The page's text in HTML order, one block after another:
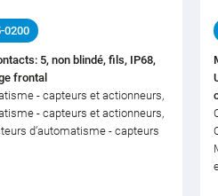
0200
5, non blindé, fils, IP68,
frontal
- capteurs et actionneurs,
- capteurs et actionneurs,
d‘automatisme - capteurs